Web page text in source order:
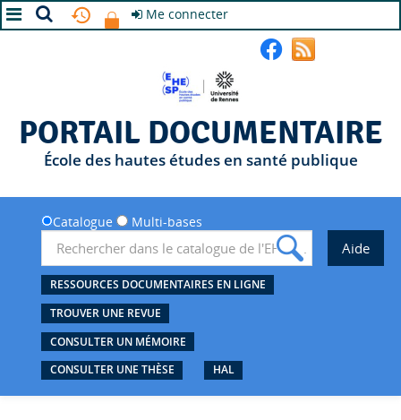
Me connecter
PORTAIL DOCUMENTAIRE
École des hautes études en santé publique
Catalogue Multi-bases
RESSOURCES DOCUMENTAIRES EN LIGNE
TROUVER UNE REVUE
CONSULTER UN MÉMOIRE
CONSULTER UNE THÈSE
HAL